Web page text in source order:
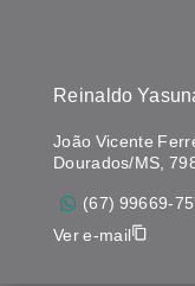
Reinaldo
João Vicente
Dourados/MS,
(67) 99669-
Ver e-mail